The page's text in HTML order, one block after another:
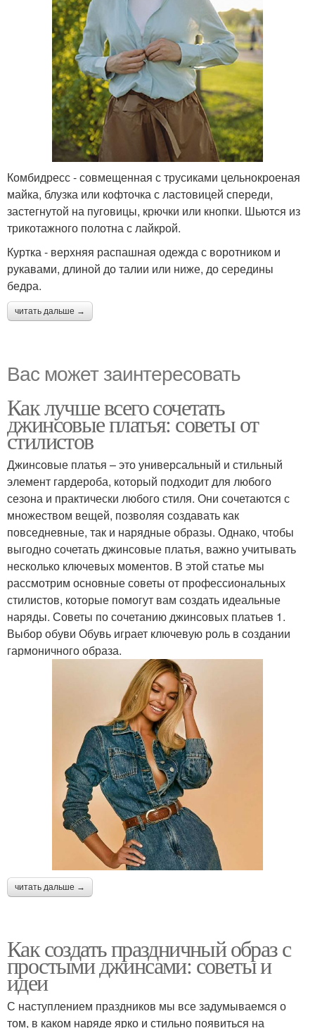
Комбидресс - совмещенная с трусиками цельнокроеная
майка, блузка или кофточка с ластовицей спереди,
застегнутой на пуговицы, крючки или кнопки. Шьются из
трикотажного полотна с лайкрой.
Куртка - верхняя распашная одежда с воротником и
рукавами, длиной до талии или ниже, до середины
бедра.
читать дальше →
Вас может заинтересовать
Как лучше всего сочетать
джинсовые платья: советы от
стилистов
Джинсовые платья – это универсальный и стильный
элемент гардероба, который подходит для любого
сезона и практически любого стиля. Они сочетаются с
множеством вещей, позволяя создавать как
повседневные, так и нарядные образы. Однако, чтобы
выгодно сочетать джинсовые платья, важно учитывать
несколько ключевых моментов. В этой статье мы
рассмотрим основные советы от профессиональных
стилистов, которые помогут вам создать идеальные
наряды. Советы по сочетанию джинсовых платьев 1.
Выбор обуви Обувь играет ключевую роль в создании
гармоничного образа.
читать дальше →
Как создать праздничный образ с
простыми джинсами: советы и
идеи
С наступлением праздников мы все задумываемся о
том, в каком наряде ярко и стильно появиться на